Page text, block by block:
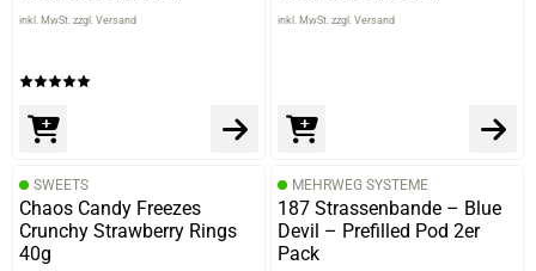
inkl. MwSt. zzgl. Versand inkl. MwSt. zzgl. Versand
SWEETS
Chaos Candy Freezes
Crunchy Strawberry Rings
40g
MEHRWEG SYSTEME
187 Strassenbande – Blue
Devil – Prefilled Pod 2er
Pack